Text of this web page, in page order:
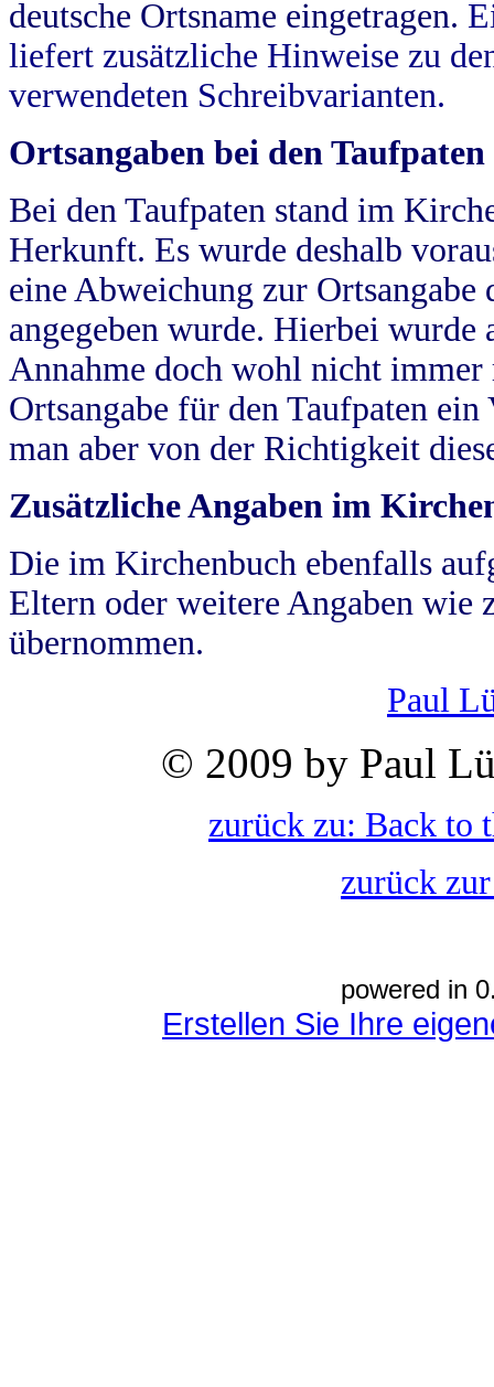
deutsche Ortsname eingetragen.
liefert zusätzliche Hinweise zu
verwendeten Schreibvarianten.
Ortsangaben bei den Taufpaten
Bei den Taufpaten stand im
Herkunft. Es wurde deshalb
eine Abweichung zur
angegeben wurde. Hierbei wurde
Annahme doch wohl nicht
Ortsangabe für den Taufpaten
man aber von der Richtigkeit
Zusätzliche Angaben im
Die im Kirchenbuch ebenfalls
Eltern oder weitere Angaben wie
übernommen.
Paul
© 2009 by Paul
zurück zu: Back to
zurück
powered in
Erstellen Sie Ihre